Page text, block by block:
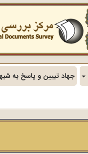
جهاد تبیین و پاسخ به